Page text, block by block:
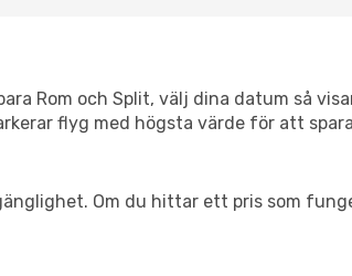
Rom och Split, välj dina datum så
flyg med högsta värde för att
Om du hittar ett pris som